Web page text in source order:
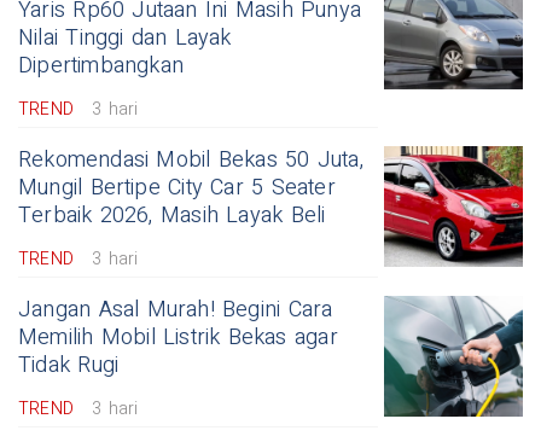
Yaris Rp60 Jutaan Ini Masih Punya
Nilai Tinggi dan Layak
Dipertimbangkan
TREND 3 hari
Rekomendasi Mobil Bekas 50 Juta,
Mungil Bertipe City Car 5 Seater
Terbaik 2026, Masih Layak Beli
TREND 3 hari
Jangan Asal Murah! Begini Cara
Memilih Mobil Listrik Bekas agar
Tidak Rugi
TREND 3 hari